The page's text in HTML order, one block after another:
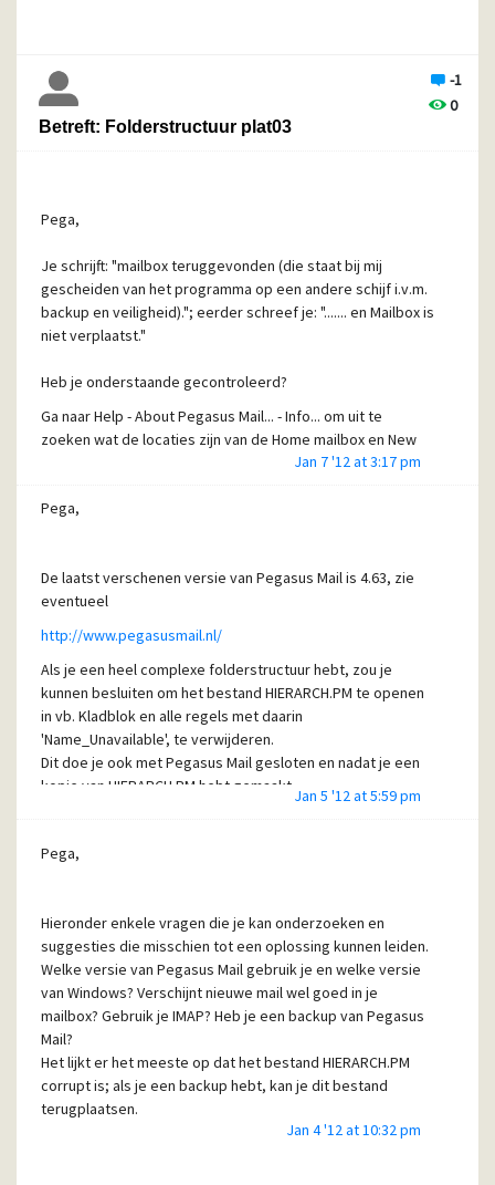
-1
0
Betreft: Folderstructuur plat03
Pega,
Je schrijft: "mailbox teruggevonden (die staat bij mij
gescheiden van het programma op een andere schijf i.v.m.
backup en veiligheid)."; eerder schreef je: "....... en Mailbox is
niet verplaatst."
Heb je onderstaande gecontroleerd?
Ga naar Help - About Pegasus Mail... - Info... om uit te
zoeken wat de locaties zijn van de Home mailbox en New
Home mailbox location: C:\PMAIL\MAIL\
Kopieer anders de (volledige) informatie onder Info en plak
dat in je antwoord.
Bij jou moet bij: 'New mailbox location' dan ook iets anders
staan; is dat het geval?
Heb je gecontroleerd of wat er bij Home- en New mailbox
location staat, dat ook onder verkenner (bestandsbeheer)
zo is te zien?
Pegasus Mail start steeds zonder probleem op? Deze
vraag, omdat je hierboven schrijft: "Pegasus start daarna
dat eerder wèl het geval was ....
Geef eerst informatie op de vragen hierboven, voordat je
verder gaat met onderstaande oplossing.
Wat je kan proberen is (nadat je hiervan eerst een backup
hebt gemaakt) om STATE.PMJ en HIERARCH.PM te
verwijderen; Pegasus Mail maakt dan geheel nieuwe
bestanden (welliswaar plat) aan. Je zou dan daarna wat
folderstructuur aan kunnen brengen en dan controleren of
die blijft; dit voordat je de gehele folderstructuur aanmaakt
Jan 7 '12 at 3:17 pm
Pega,
De laatst verschenen versie van Pegasus Mail is 4.63, zie
eventueel
http://www.pegasusmail.nl/
Als je een heel complexe folderstructuur hebt, zou je
kunnen besluiten om het bestand HIERARCH.PM te openen
in vb. Kladblok en alle regels met daarin
'Name_Unavailable', te verwijderen.
Dit doe je ook met Pegasus Mail gesloten en nadat je een
kopie van HIERARCH.PM hebt gemaakt.
Als dit alles géén soelaas biedt, plaats dan eventueel het
order, the unique folder id, not only for the actual mounted
mailbox but for all mailboxes once mounted are stored in
this ASCII databasese file.
FOLSTATE.PMWhen available, this file indicates that the
folders mentioned were open at the last shutdown. This
file is saved at shutdown and rebuild at startup from
information in the hierarch.pm file.
Wellicht kom je met bovenstaande informatie verder.
Jan 5 '12 at 5:59 pm
Pega,
Hieronder enkele vragen die je kan onderzoeken en
suggesties die misschien tot een oplossing kunnen leiden.
Welke versie van Pegasus Mail gebruik je en welke versie
van Windows? Verschijnt nieuwe mail wel goed in je
mailbox? Gebruik je IMAP? Heb je een backup van Pegasus
Mail?
Het lijkt er het meeste op dat het bestand HIERARCH.PM
corrupt is; als je een backup hebt, kan je dit bestand
terugplaatsen.
Er zit anders niet veel meer op dan de folderstructuur
Jan 4 '12 at 10:32 pm